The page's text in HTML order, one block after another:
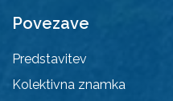
Povezave
Predstavitev
Kolektivna znamka